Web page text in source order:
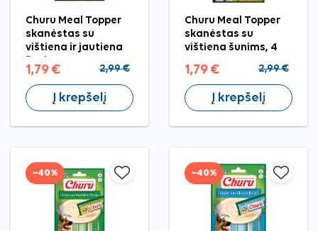
Churu Meal Topper
skanėstas su
vištiena ir jautiena
1,79 € 2,99 €
Į krepšelį
Churu Meal Topper
skanėstas su
vištiena šunims, 4
1,79 € 2,99 €
Į krepšelį
−40% −40%